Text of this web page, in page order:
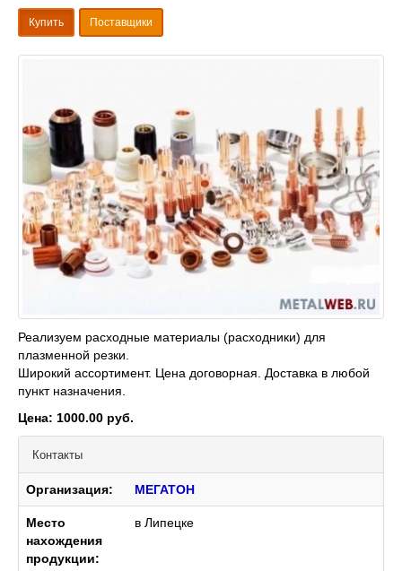
Купить Поставщики
Реализуем расходные материалы (расходники) для
плазменной резки.
Широкий ассортимент. Цена договорная. Доставка в любой
пункт назначения.
Цена: 1000.00 руб.
Контакты
Организация: МЕГАТОН
Место
нахождения
продукции:
в Липецке